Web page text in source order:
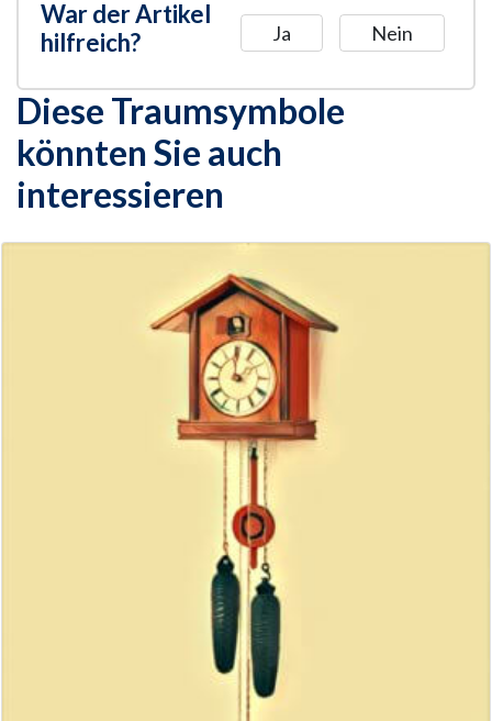
War der Artikel
hilfreich?
Ja Nein
Diese Traumsymbole
könnten Sie auch
interessieren